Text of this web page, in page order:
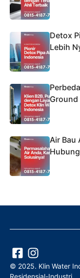
Detox
Lebih
Ground
Air Bau
© 2025. Klin Water